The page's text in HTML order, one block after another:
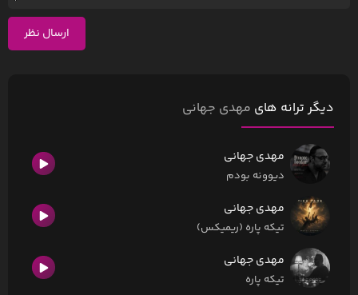
ارسال نظر
دیگر ترانه های مهدی جهانی
مهدی جهانی
دیوونه بودم
مهدی جهانی
تیکه پاره (ریمیکس)
مهدی جهانی
تیکه پاره